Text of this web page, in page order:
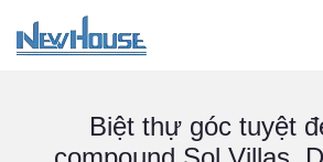
Biệt thự góc tuyệt